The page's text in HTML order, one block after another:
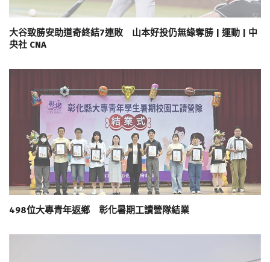
大谷致勝安助道奇終結7連敗 山本好投仍無緣奪勝 | 運動 | 中
央社 CNA
498位大專青年返鄉 彰化暑期工讀營隊結業